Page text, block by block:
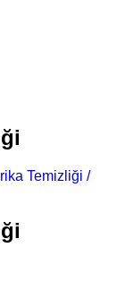
Temizliği /